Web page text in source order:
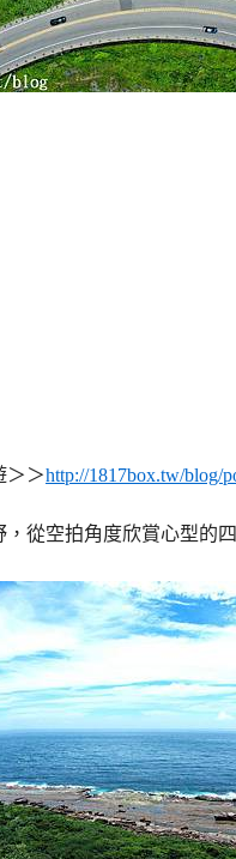
＞＞http://1817box.tw/blog/
從空拍角度欣賞心型的